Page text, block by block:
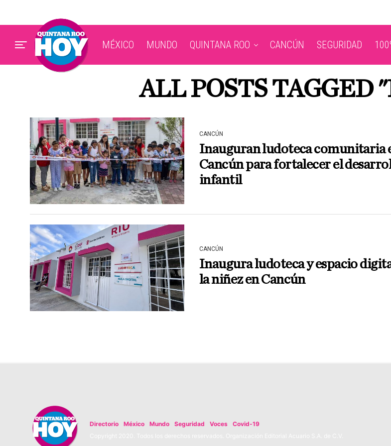
MÉXICO MUNDO QUINTANA ROO CANCÚN SEGURIDAD
ALL POSTS TAGGED
CANCÚN
Inauguran ludoteca comunitaria
Cancún para fortalecer el
infantil
CANCÚN
Inaugura ludoteca y espacio
la niñez en Cancún
Directorio México Mundo Seguridad Voces
Covid-19